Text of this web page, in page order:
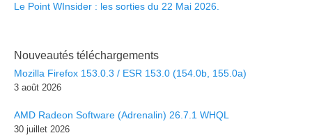
Le Point WInsider : les sorties du 22 Mai 2026.
Nouveautés téléchargements
Mozilla Firefox 153.0.3 / ESR 153.0 (154.0b, 155.0a)
3 août 2026
AMD Radeon Software (Adrenalin) 26.7.1 WHQL
30 juillet 2026